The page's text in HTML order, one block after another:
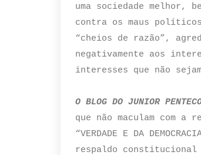
uma sociedade melhor,
contra os maus
“cheios de razão”,
negativamente aos
interesses que não
O BLOG DO JUNIOR
que não maculam com
“VERDADE E DA
respaldo